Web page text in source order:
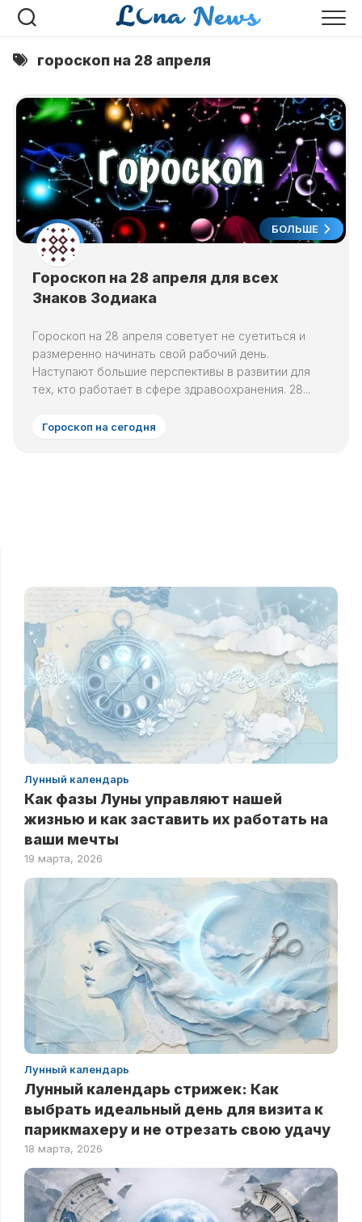
Перейти
гороскоп на 28 апреля
БОЛЬШЕ
Гороскоп на 28 апреля для всех
Знаков Зодиака
Гороскоп на 28 апреля советует не суетиться и
размеренно начинать свой рабочий день.
Наступают большие перспективы в развитии для
тех, кто работает в сфере здравоохранения. 28...
Гороскоп на сегодня
Лунный календарь
Как фазы Луны управляют нашей
жизнью и как заставить их работать на
ваши мечты
19 марта, 2026
Лунный календарь
Лунный календарь стрижек: Как
выбрать идеальный день для визита к
парикмахеру и не отрезать свою удачу
18 марта, 2026